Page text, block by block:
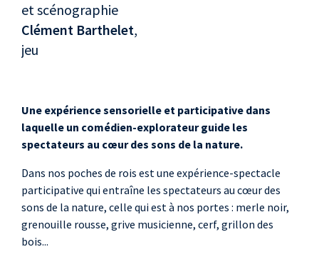
et scénographie
Clément Barthelet,
jeu
Une expérience sensorielle et participative dans
laquelle un comédien-explorateur guide les
spectateurs au cœur des sons de la nature.
Dans nos poches de rois est une expérience-spectacle
participative qui entraîne les spectateurs au cœur des
sons de la nature, celle qui est à nos portes : merle noir,
grenouille rousse, grive musicienne, cerf, grillon des
bois...